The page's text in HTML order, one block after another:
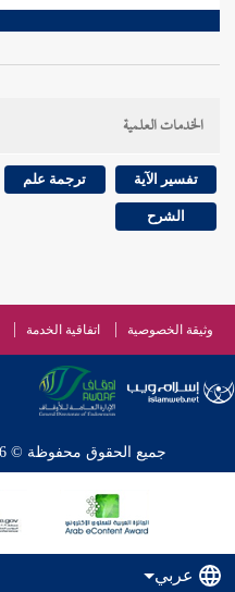
الخدمات العلمية
تفسير الآية ترجمة علم
الشرح
وثيقة الخصوصية اتفاقية الخدمة
جميع الحقوق محفوظة © 2026 - 1998 لشبكة إسلام ويب
عربي